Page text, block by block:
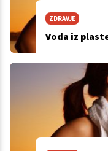
ZDRAVJE
Voda iz